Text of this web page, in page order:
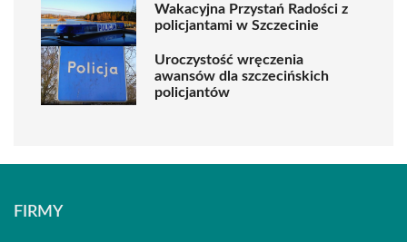
Wakacyjna Przystań Radości z
policjantami w Szczecinie
Uroczystość wręczenia
awansów dla szczecińskich
policjantów
FIRMY